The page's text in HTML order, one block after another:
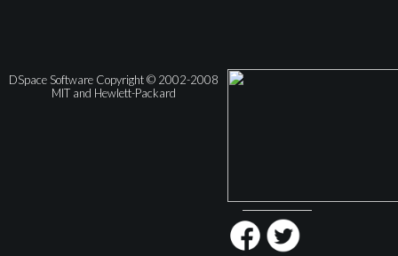
DSpace Software Copyright © 2002-2008
MIT and Hewlett-Packard